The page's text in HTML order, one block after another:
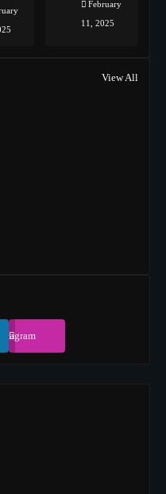
February
11, 2025
View All
Instagram